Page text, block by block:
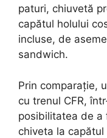
paturi, chiuvetă
capătul holului
incluse, de
sandwich.
Prin comparaţie,
cu trenul CFR,
posibilitatea de a
chiveta la